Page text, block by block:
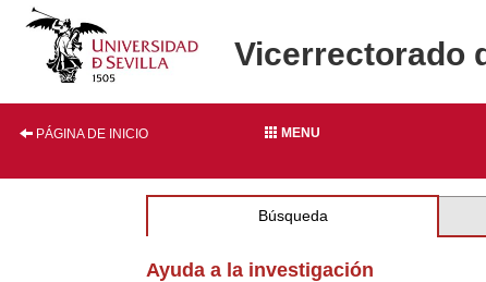
Vicerrectorado
PÁGINA DE INICIO MENU
Búsqueda
Ayuda a la investigación